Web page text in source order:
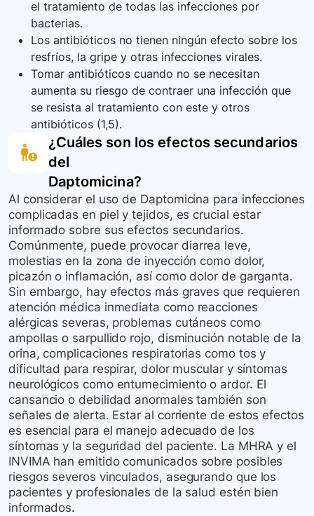
el tratamiento de todas las infecciones por
bacterias.
Los antibióticos no tienen ningún efecto sobre los
resfríos, la gripe y otras infecciones virales.
Tomar antibióticos cuando no se necesitan
aumenta su riesgo de contraer una infección que
se resista al tratamiento con este y otros
antibióticos (1,5).
¿Cuáles son los efectos secundarios
del
Daptomicina?
Al considerar el uso de Daptomicina para infecciones
complicadas en piel y tejidos, es crucial estar
informado sobre sus efectos secundarios.
Comúnmente, puede provocar diarrea leve,
molestias en la zona de inyección como dolor,
picazón o inflamación, así como dolor de garganta.
Sin embargo, hay efectos más graves que requieren
atención médica inmediata como reacciones
alérgicas severas, problemas cutáneos como
ampollas o sarpullido rojo, disminución notable de la
orina, complicaciones respiratorias como tos y
dificultad para respirar, dolor muscular y síntomas
neurológicos como entumecimiento o ardor. El
cansancio o debilidad anormales también son
señales de alerta. Estar al corriente de estos efectos
es esencial para el manejo adecuado de los
síntomas y la seguridad del paciente. La MHRA y el
INVIMA han emitido comunicados sobre posibles
riesgos severos vinculados, asegurando que los
pacientes y profesionales de la salud estén bien
informados.